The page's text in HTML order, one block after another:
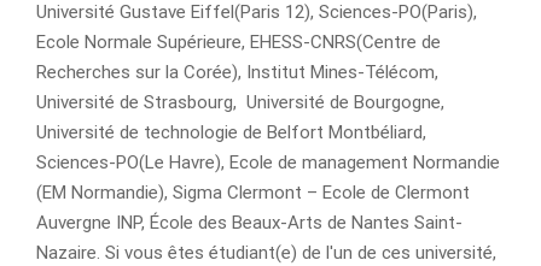
Université Gustave Eiffel(Paris 12), Sciences-PO(Paris),
Ecole Normale Supérieure, EHESS-CNRS(Centre de
Recherches sur la Corée), Institut Mines-Télécom,
Université de Strasbourg, Université de Bourgogne,
Université de technologie de Belfort Montbéliard,
Sciences-PO(Le Havre), Ecole de management Normandie
(EM Normandie), Sigma Clermont – Ecole de Clermont
Auvergne INP, École des Beaux-Arts de Nantes Saint-
Nazaire. Si vous êtes étudiant(e) de l'un de ces université,